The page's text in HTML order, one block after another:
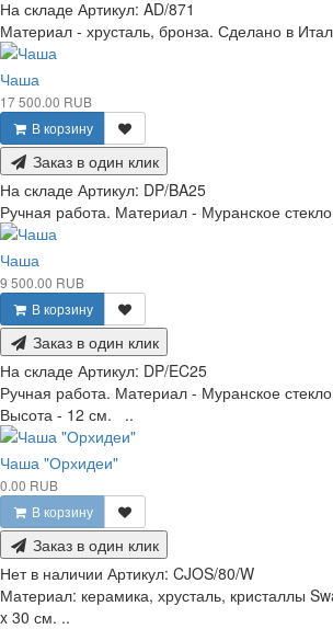
На складе Артикул: AD/871
Материал - хрусталь, бронза. Сделано в
Чаша
17 500.00 RUB
В корзину
Заказ в один клик
На складе Артикул: DP/BA25
Ручная работа. Материал - Муранское
Чаша
9 500.00 RUB
В корзину
Заказ в один клик
На складе Артикул: DP/EC25
Ручная работа. Материал - Муранское
Высота - 12 см. ..
Чаша "Орхидеи"
0.00 RUB
В корзину
Заказ в один клик
Нет в наличии Артикул: CJOS/80/W
Материал: керамика, хрусталь, кристаллы
x 30 см. ..